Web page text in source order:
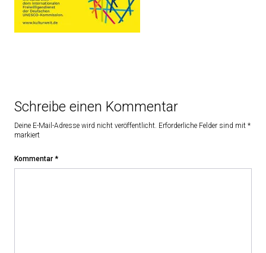
Schreibe einen Kommentar
Deine E-Mail-Adresse wird nicht veröffentlicht. Erforderliche Felder sind mit *
markiert
Kommentar *